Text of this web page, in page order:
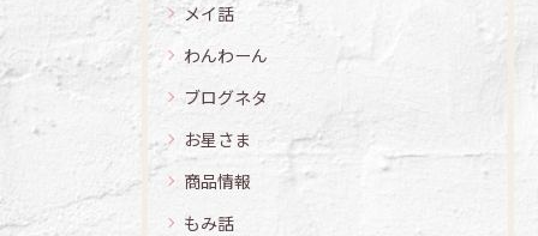
メイ話
わんわーん
ブログネタ
お星さま
商品情報
もみ話